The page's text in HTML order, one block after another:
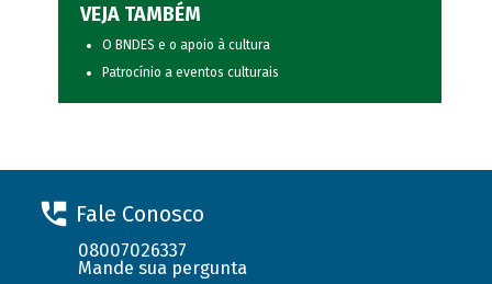
VEJA TAMBÉM
O BNDES e o apoio à cultura
Patrocínio a eventos culturais
Fale Conosco
08007026337
Mande sua pergunta